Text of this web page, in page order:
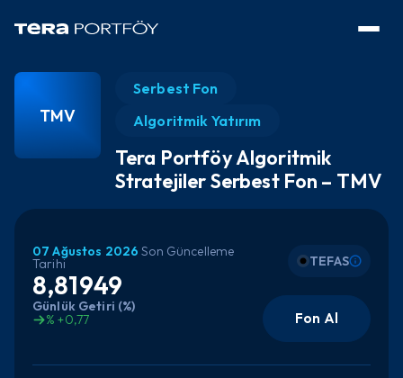
TMV
Tera Portföy Algoritmik
Stratejiler Serbest Fon – TMV
Serbest Fon
Algoritmik Yatırım
07 Ağustos 2026 Son Güncelleme
Tarihi
8,81949
Günlük Getiri (%)
% +0,77
TEFAS
Fon Al